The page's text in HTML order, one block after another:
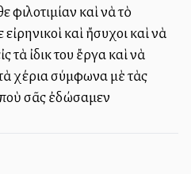
καὶ νὰ τὸ
καὶ ἤσυχοι καὶ νὰ
τὰ ἰδικἀ του ἔργα καὶ νὰ
χέρια σύμφωνα μὲ τὰς
σᾶς ἐδώσαμεν